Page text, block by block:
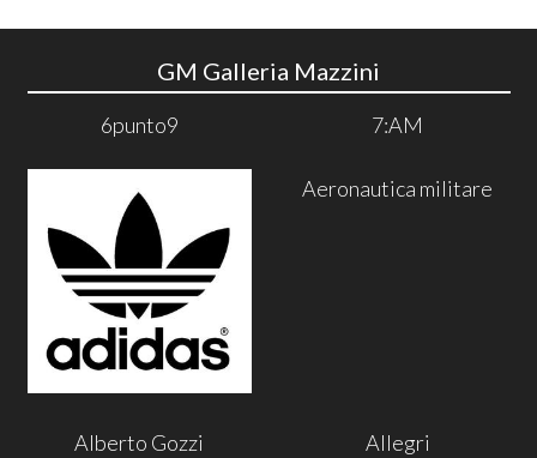
GM Galleria Mazzini
6punto9 7:AM
Aeronautica militare
Alberto Gozzi Allegri